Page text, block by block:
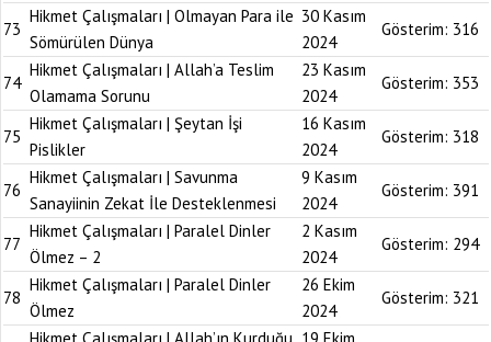
73
Hikmet Çalışmaları | Olmayan Para ile
Sömürülen Dünya
30 Kasım
2024
Gösterim: 316
74
Hikmet Çalışmaları | Allah’a Teslim
Olamama Sorunu
23 Kasım
2024
Gösterim: 353
75
Hikmet Çalışmaları | Şeytan İşi
Pislikler
16 Kasım
2024
Gösterim: 318
76
Hikmet Çalışmaları | Savunma
Sanayiinin Zekat İle Desteklenmesi
9 Kasım
2024
Gösterim: 391
77
Hikmet Çalışmaları | Paralel Dinler
Ölmez – 2
2 Kasım
2024
Gösterim: 294
78
Hikmet Çalışmaları | Paralel Dinler
Ölmez
26 Ekim
2024
Gösterim: 321